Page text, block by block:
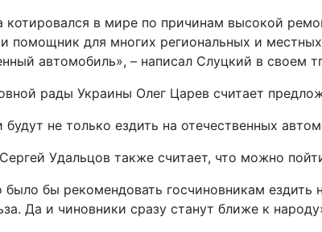
котировался в мире по причинам высокой
помощник для многих региональных и
автомобиль», – написал Слуцкий в своем
рады Украины Олег Царев считает
не только ездить на отечественных
Удальцов также считает, что можно
было бы рекомендовать госчиновникам
Да и чиновники сразу станут ближе к